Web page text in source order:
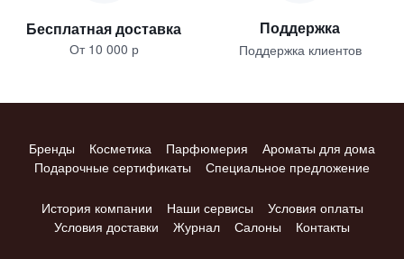
Бесплатная доставка
От 10 000 р
Поддержка
Поддержка клиентов
Бренды Косметика Парфюмерия
Ароматы для дома
Подарочные сертификаты
Специальное предложение
История компании Наши сервисы
Условия оплаты
Условия доставки
Журнал Салоны Контакты